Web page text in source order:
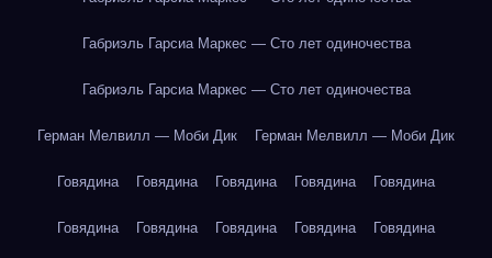
Габриэль Гарсиа Маркес — Сто лет одиночества
Габриэль Гарсиа Маркес — Сто лет одиночества
Герман Мелвилл — Моби Дик Герман Мелвилл — Моби Дик
Говядина Говядина Говядина Говядина Говядина
Говядина Говядина Говядина Говядина Говядина